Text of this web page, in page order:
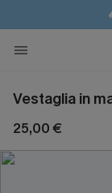
Vestaglia in
25,00 €